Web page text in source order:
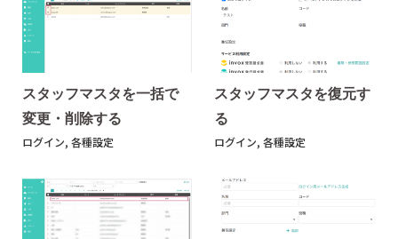
スタッフマスタを一括で
変更・削除する
ログイン, 各種設定
スタッフマスタを復元す
る
ログイン,各種設定